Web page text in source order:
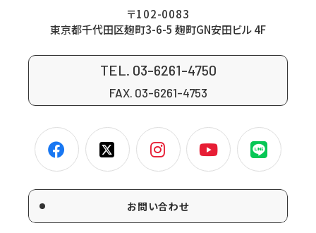
〒102-0083
東京都千代田区麹町3-6-5 麹町GN安田ビル 4F
TEL. 03-6261-4750
FAX. 03-6261-4753
お問い合わせ